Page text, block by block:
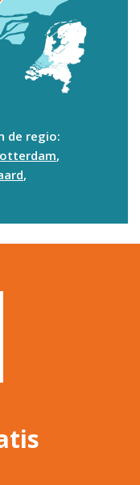
de regio:
,
,